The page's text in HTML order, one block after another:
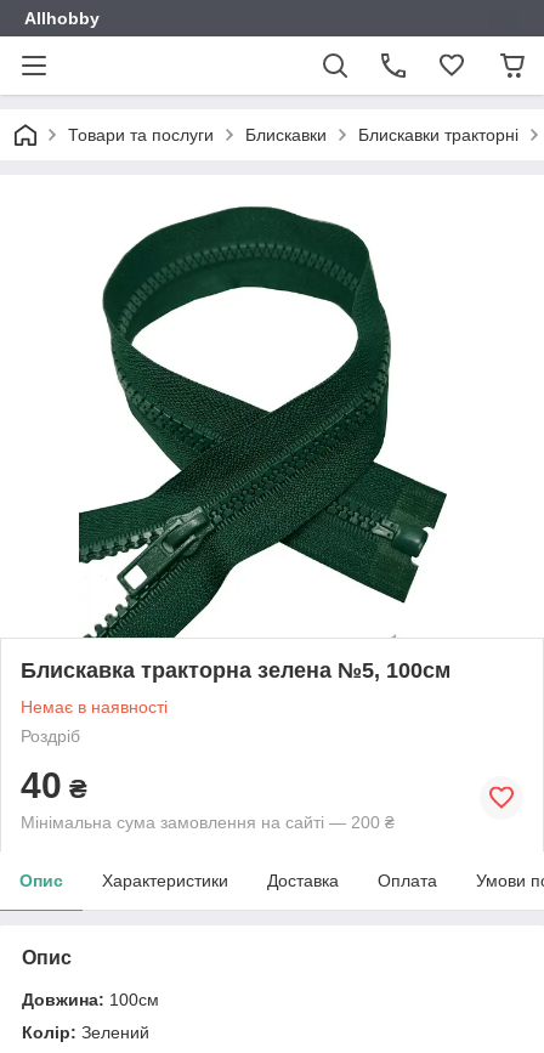
Allhobby
Товари та послуги Блискавки Блискавки тракторні
Блискавка тракторна зелена №5, 100см
Немає в наявності
Роздріб
40 ₴
Мінімальна сума замовлення на сайті — 200 ₴
Опис Характеристики Доставка Оплата Умови
Опис
Довжина: 100см
Колір: Зелений